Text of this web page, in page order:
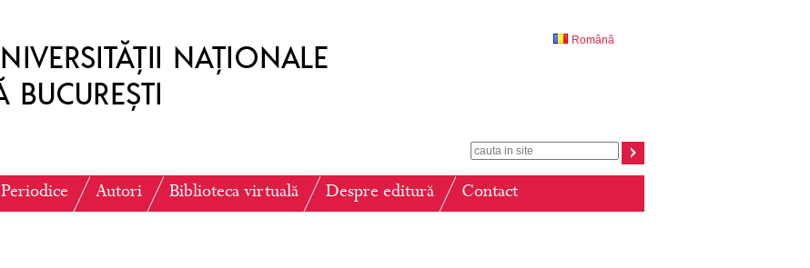
Română
Periodice Autori Biblioteca virtuală Despre editură Contact